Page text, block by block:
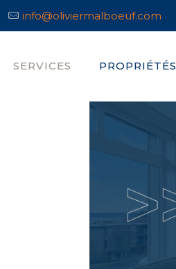
info@oliviermalboeuf.com
SERVICES PROPRIÉTÉS